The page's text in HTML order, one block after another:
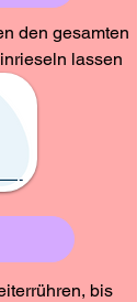
!
Mehrweg-
bietest du
ein
sondern
den gesamten
lassen
bis